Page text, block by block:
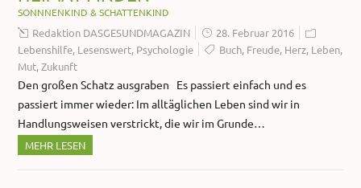
SONNNENKIND & SCHATTENKIND
Redaktion DASGESUNDMAGAZIN
28. Februar 2016
Lebenshilfe, Lesenswert, Psychologie Buch, Freude, Herz, Leben,
Mut,Zukunft
Den großen Schatz ausgraben Es passiert einfach und es
passiert immer wieder: Im alltäglichen Leben sind wir in
Handlungsweisen verstrickt, die wir im Grunde…
MEHR LESEN